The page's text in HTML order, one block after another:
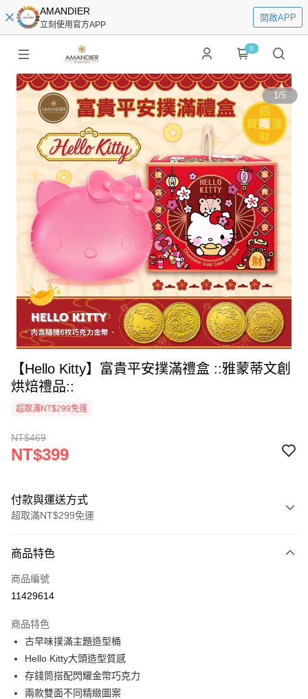
AMANDIER
立刻使用官方APP
開啟APP
0
1/5
【Hello Kitty】富貴平安撲滿禮盒 ::雅蒙蒂文創
烘焙禮品::
超取滿NT$299免運
NT$469
NT$399
付款與運送方式
超取滿NT$299免運
信用卡一次付款
LINE Pay
街口支付
悠遊付
AFTEE先享後付
商品特色
商品編號
11429614
商品特色
古早味撲滿主題造型桶
Hello Kitty大頭造型質感
存錢筒搭配閃耀金幣巧克力
兩款雙面不同精緻圖案